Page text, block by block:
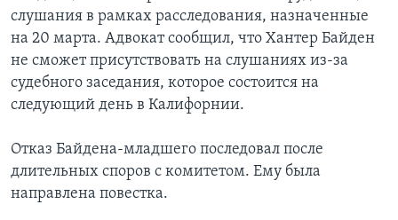
слушания в рамках расследования, назначенные
на 20 марта. Адвокат сообщил, что Хантер Байден
не сможет присутствовать на слушаниях из-за
судебного заседания, которое состоится на
следующий день в Калифорнии.
Отказ Байдена-младшего последовал после
длительных споров с комитетом. Ему была
направлена повестка.